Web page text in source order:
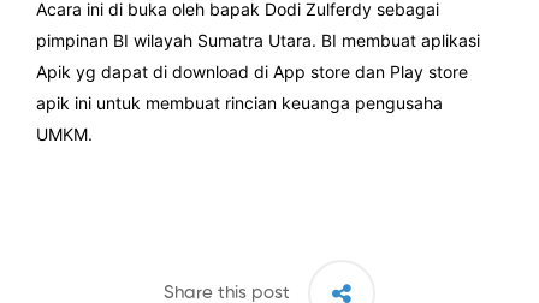
Acara ini di buka oleh bapak Dodi Zulferdy sebagai
pimpinan BI wilayah Sumatra Utara. BI membuat aplikasi
Apik yg dapat di download di App store dan Play store
apik ini untuk membuat rincian keuanga pengusaha
UMKM.
Share this post